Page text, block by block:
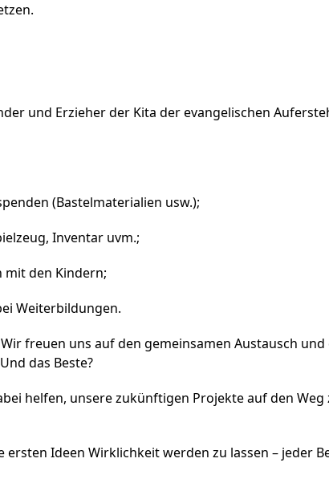
und Erzieher der Kita der evangelischen
(Bastelmaterialien usw.);
Inventar uvm.;
mit den Kindern;
Weiterbildungen.
freuen uns auf den gemeinsamen Austausch
das Beste?
helfen, unsere zukünftigen Projekte auf den Weg
ersten Ideen Wirklichkeit werden zu lassen – jeder